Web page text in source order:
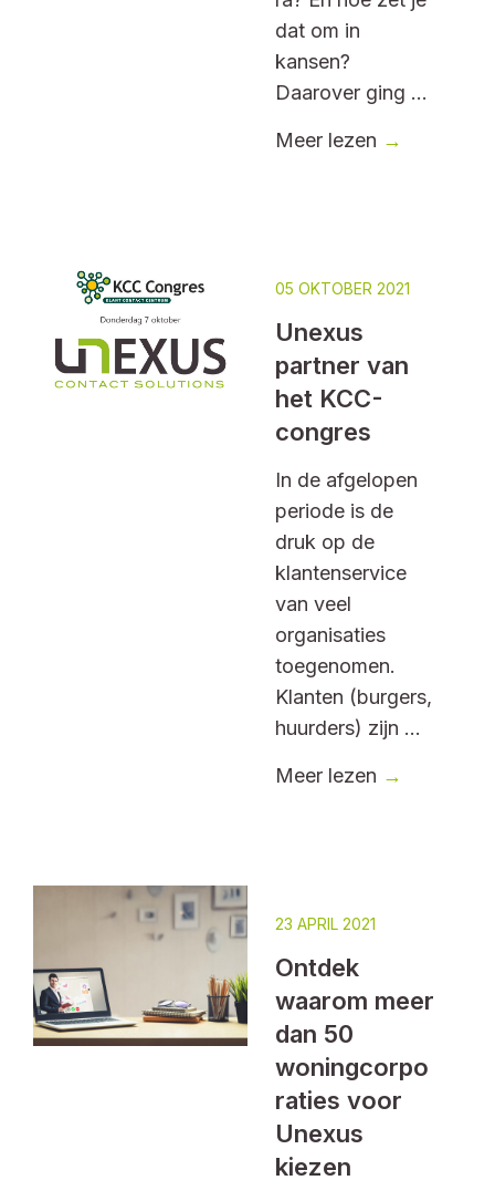
dat om in
kansen?
Daarover ging ...
Meer lezen →
05 OKTOBER 2021
Unexus
partner van
het KCC-
congres
In de afgelopen
periode is de
druk op de
klantenservice
van veel
organisaties
toegenomen.
Klanten (burgers,
huurders) zijn ...
Meer lezen →
23 APRIL 2021
Ontdek
waarom meer
dan 50
woningcorpo
raties voor
Unexus
kiezen